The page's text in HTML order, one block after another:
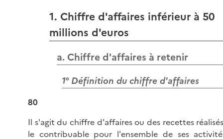
1. Chiffre d'affaires inférieur à 50
millions d'euros
a. Chiffre d'affaires à retenir
1° Définition du chiffre d'affaires
80
Il s'agit du chiffre d'affaires ou des recettes
le contribuable pour l'ensemble de ses